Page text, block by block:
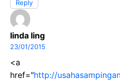
Reply
linda ling
23/01/2015
<a
href="http://